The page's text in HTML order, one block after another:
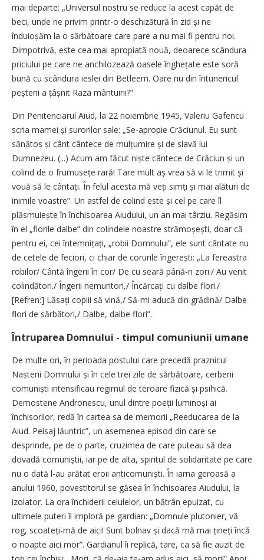
mai departe: „Universul nostru se reduce la acest capăt de
beci, unde ne privim printr-o deschizătură în zid și ne
înduioșăm la o sărbătoare care pare a nu mai fi pentru noi.
Dimpotrivă, este cea mai apropiată nouă, deoarece scândura
priciului pe care ne anchilozează oasele înghețate este soră
bună cu scândura ieslei din Betleem. Oare nu din întunericul
peșterii a țâșnit Raza mântuirii?”
Din Penitenciarul Aiud, la 22 noiembrie 1945, Valeriu Gafencu
scria mamei și surorilor sale: „Se-apropie Crăciunul. Eu sunt
sănătos și cânt cântece de mulțumire și de slavă lui
Dumnezeu. (...) Acum am făcut niște cântece de Crăciun și un
colind de o frumusețe rară! Tare mult aș vrea să vi le trimit și
vouă să le cântați. În felul acesta mă veți simți și mai alături de
inimile voastre”. Un astfel de colind este și cel pe care îl
plăsmuiește în închisoarea Aiudului, un an mai târziu. Regăsim
în el „florile dalbe” din colindele noastre stră­mo­șești, doar că
pentru ei, cei întemnițați, „robii Domnului”, ele sunt cântate nu
de cetele de feciori, ci chiar de corurile îngerești: „La fereastra
robilor/ Cântă îngerii în cor/ De cu seară până-n zori./ Au venit
colindători./ Îngerii nemuritori,/ Încăr­cați cu dalbe flori./
[Refren:] Lăsați copiii să vină,/ Să-mi aducă din grădină/ Dalbe
flori de sărbători,/ Dalbe, dalbe flori”.
Întruparea Domnului - timpul comuniunii umane
De multe ori, în perioada postului care precedă praznicul
Nașterii Domnului și în cele trei zile de sărbătoare, cerberii
comuniști intensificau regimul de teroare fizică și psihică.
Demostene Andronescu, unul dintre poeții luminoși ai
închisorilor, redă în cartea sa de memorii „Reeducarea de la
Aiud. Peisaj lăuntric”, un asemenea episod din care se
desprinde, pe de o parte, cruzimea de care puteau să dea
dovadă comuniștii, iar pe de alta, spiritul de solidaritate pe care
nu o dată l-au arătat eroii anticomuniști. În iarna geroasă a
anului 1960, povestitorul se găsea în închisoarea Aiudului, la
izolator. La ora închiderii celulelor, un bătrân epuizat, cu
ultimele puteri îl imploră pe gardian: „Domnule plutonier, vă
rog, scoateți-mă de aici! Sunt bolnav și dacă mă mai țineți încă
o noapte aici mor”. Gardianul îi replică, tare, ca să fie auzit de